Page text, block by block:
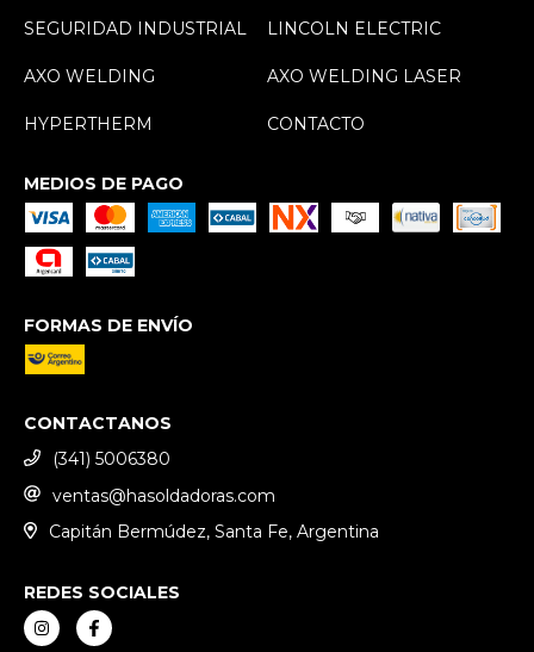
SEGURIDAD INDUSTRIAL LINCOLN ELECTRIC
AXO WELDING AXO WELDING LASER
HYPERTHERM CONTACTO
MEDIOS DE PAGO
FORMAS DE ENVÍO
CONTACTANOS
(341) 5006380
ventas@hasoldadoras.com
Capitán Bermúdez, Santa Fe, Argentina
REDES SOCIALES